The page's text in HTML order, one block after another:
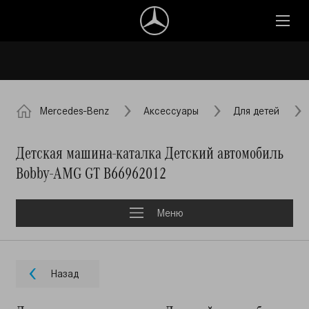
Mercedes-Benz Аксессуары Для детей
Детская машина-каталка Детский автомобиль
Bobby-AMG GT B66962012
Меню
Назад